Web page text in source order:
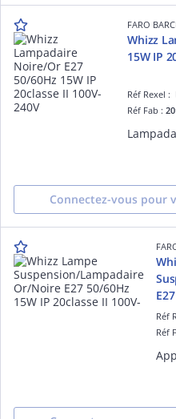
FARO
Whizz Lampadaire
15W IP
Réf Rexel :
Réf Fab :
Connectez-vous pour
Réf
Réf